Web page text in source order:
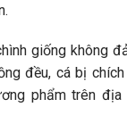
giống không
đều, cá bị
phẩm trên